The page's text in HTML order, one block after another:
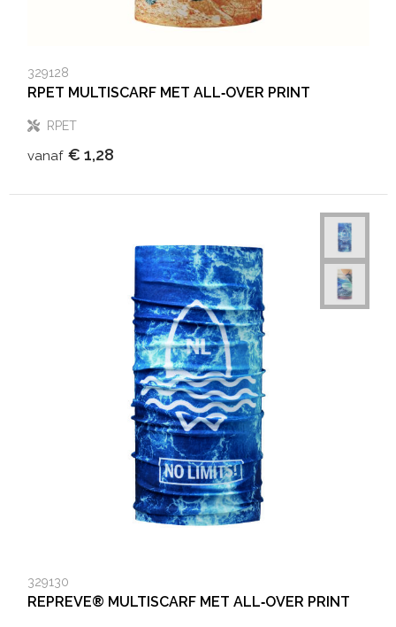
329128
RPET MULTISCARF MET ALL‑OVER PRINT
RPET
vanaf € 1,28
329130
REPREVE® MULTISCARF MET ALL‑OVER PRINT